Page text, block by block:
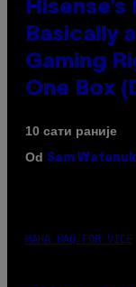
Basically
Gaming
One Box
10 сати раније
Od Sam
MAHA HAQ FOR VICE